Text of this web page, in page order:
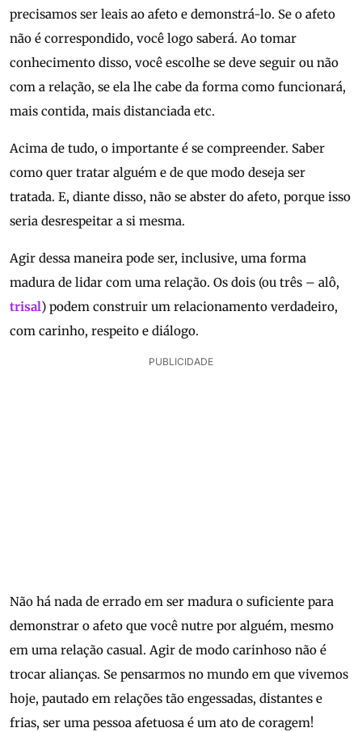
precisamos ser leais ao afeto e demonstrá-lo. Se o afeto
não é correspondido, você logo saberá. Ao tomar
conhecimento disso, você escolhe se deve seguir ou não
com a relação, se ela lhe cabe da forma como funcionará,
mais contida, mais distanciada etc.
Acima de tudo, o importante é se compreender. Saber
como quer tratar alguém e de que modo deseja ser
tratada. E, diante disso, não se abster do afeto, porque isso
seria desrespeitar a si mesma.
Agir dessa maneira pode ser, inclusive, uma forma
madura de lidar com uma relação. Os dois (ou três – alô,
trisal) podem construir um relacionamento verdadeiro,
com carinho, respeito e diálogo.
PUBLICIDADE
Não há nada de errado em ser madura o suficiente para
demonstrar o afeto que você nutre por alguém, mesmo
em uma relação casual. Agir de modo carinhoso não é
trocar alianças. Se pensarmos no mundo em que vivemos
hoje, pautado em relações tão engessadas, distantes e
frias, ser uma pessoa afetuosa é um ato de coragem!